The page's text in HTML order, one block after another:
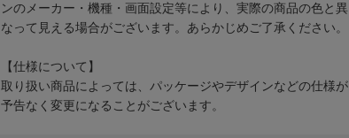
ンのメーカー・機種・画面設定等により、実際の商品の色と異
なって見える場合がございます。あらかじめご了承ください。
【仕様について】
取り扱い商品によっては、パッケージやデザインなどの仕様が
予告なく変更になることがございます。